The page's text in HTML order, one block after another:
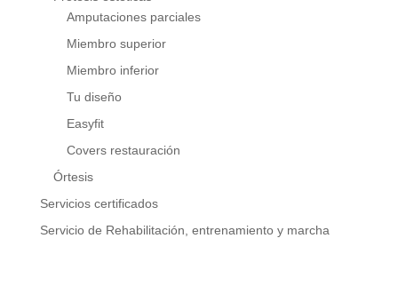
Amputaciones parciales
Miembro superior
Miembro inferior
Tu diseño
Easyfit
Covers restauración
Órtesis
Servicios certificados
Servicio de Rehabilitación, entrenamiento y marcha